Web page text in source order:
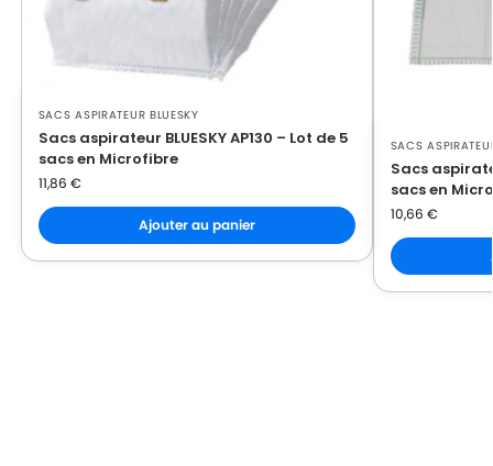
SACS ASPIRATEUR BLUESKY
Sacs aspirateur BLUESKY AP130 – Lot de 5
sacs en Microfibre
11,86 €
Ajouter au panier
SACS
Sacs
sacs en
10,66 €